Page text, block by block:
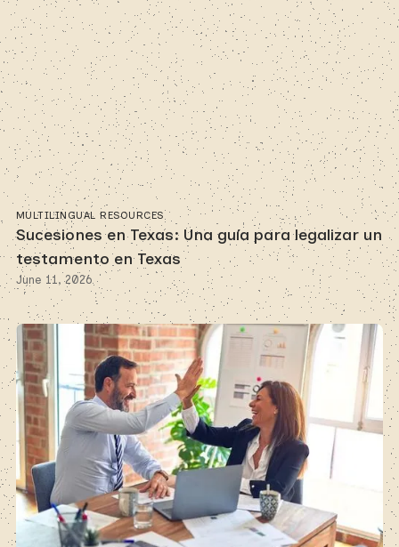
MULTILINGUAL RESOURCES
Sucesiones en Texas: Una guía para legalizar un
testamento en Texas
June 11, 2026